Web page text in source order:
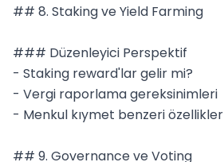
## 8. Staking ve Yield Farming
### Düzenleyici Perspektif
- Staking reward'lar gelir mi?
- Vergi raporlama gereksinimleri
- Menkul kıymet benzeri özellikler
## 9. Governance ve Voting